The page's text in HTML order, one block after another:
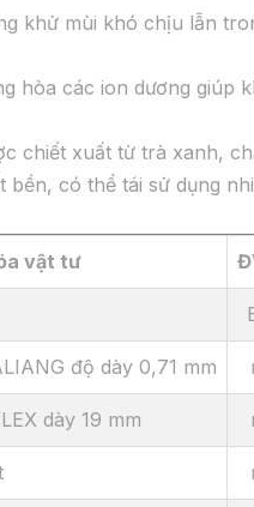
khử mùi khó chịu lẫn
hòa các ion dương giúp
chiết xuất từ trà xanh,
có thể tái sử dụng
vật tư
độ dày 0,71 mm
dày 19 mm